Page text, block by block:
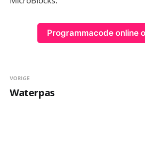
Programmacode online
VORIGE
Waterpas